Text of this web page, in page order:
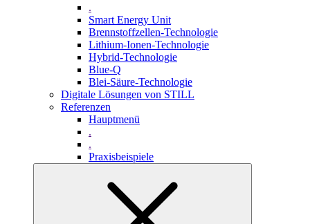
.
Smart Energy Unit
Brennstoffzellen-Technologie
Lithium-Ionen-Technologie
Hybrid-Technologie
Blue-Q
Blei-Säure-Technologie
Digitale Lösungen von STILL
Referenzen
Hauptmenü
.
.
Praxisbeispiele